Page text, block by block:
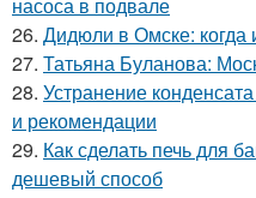
насоса в подвале
26. Дидюли в Омске: когда
27. Татьяна Буланова:
28. Устранение
и рекомендации
29. Как сделать печь для
дешевый способ